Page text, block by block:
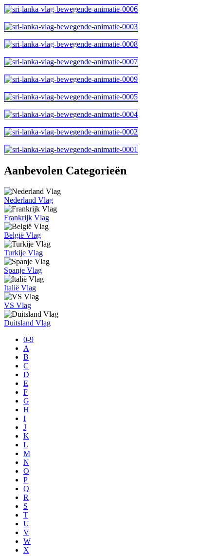
Aanbevolen Categorieën
Nederland Vlag
Frankrijk Vlag
België Vlag
Turkije Vlag
Spanje Vlag
Italië Vlag
VS Vlag
Duitsland Vlag
0-9
A
B
C
D
E
F
G
H
I
J
K
L
M
N
O
P
Q
R
S
T
U
V
W
X